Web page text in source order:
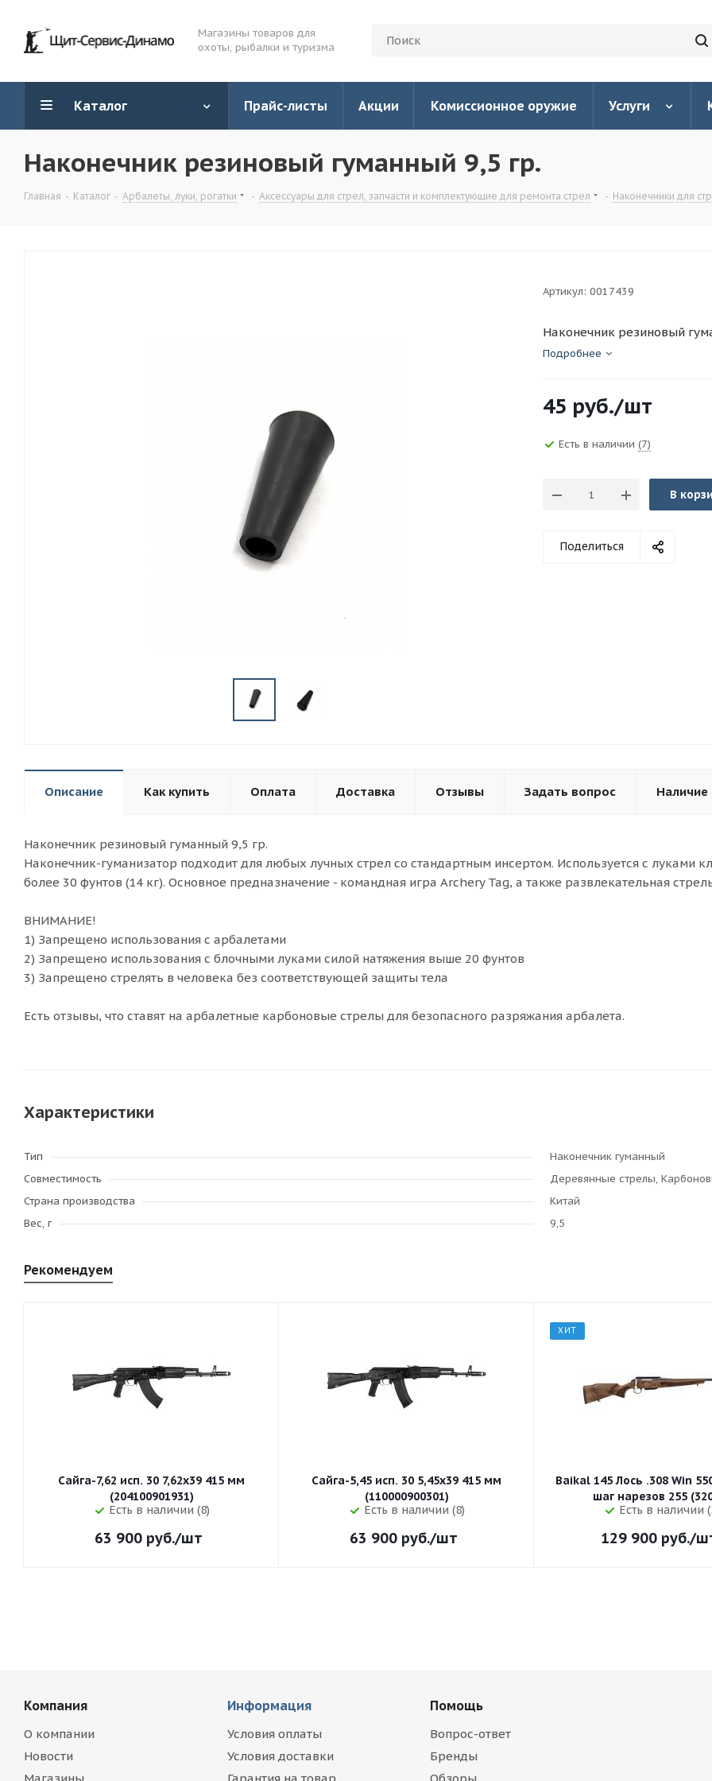
Магазины товаров для
охоты, рыбалки и туризма
Каталог Прайс-листы Акции Комиссионное оружие Услуги
Наконечник резиновый гуманный 9,5 гр.
Главная - Каталог - Арбалеты, луки, рогатки - Аксессуары для стрел, запчасти и комплектующие для ремонта стрел - Наконечники для
Артикул: 0017439
Наконечник резиновый
Подробнее
45 руб./шт
Есть в наличии (7)
В
Поделиться
Описание Как купить Оплата Доставка Отзывы Задать вопрос Наличие
Наконечник резиновый гуманный 9,5 гр.
Наконечник-гуманизатор подходит для любых лучных стрел со стандартным инсертом. Используется с луками
более 30 фунтов (14 кг). Основное предназначение - командная игра Archery Tag, а также развлекательная
ВНИМАНИЕ!
1) Запрещено использования с арбалетами
2) Запрещено использования с блочными луками силой натяжения выше 20 фунтов
3) Запрещено стрелять в человека без соответствующей защиты тела
Есть отзывы, что ставят на арбалетные карбоновые стрелы для безопасного разряжания арбалета.
Характеристики
Тип
Наконечник гуманный
Совместимость
Деревянные стрелы,
Страна производства
Китай
Вес, г
9,5
Рекомендуем
Сайга-7,62 исп. 30 7,62x39 415 мм
(204100901931)
Есть в наличии (8)
63 900 руб./шт
Сайга-5,45 исп. 30 5,45x39 415 мм
(110000900301)
Есть в наличии (8)
63 900 руб./шт
ХИТ
Baikal 145 Лось .308 Win
шаг
Есть в наличии
129 900руб./
Компания
О компании
Новости
Информация
Условия оплаты
Условия доставки
Помощь
Вопрос-ответ
Бренды